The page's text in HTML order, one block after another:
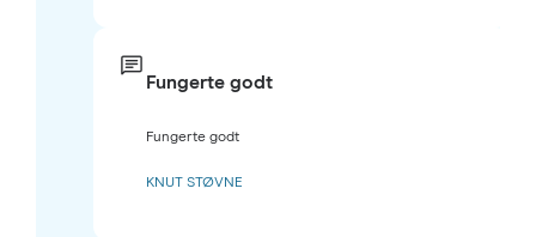
Fungerte godt
Fungerte godt
KNUT STØVNE